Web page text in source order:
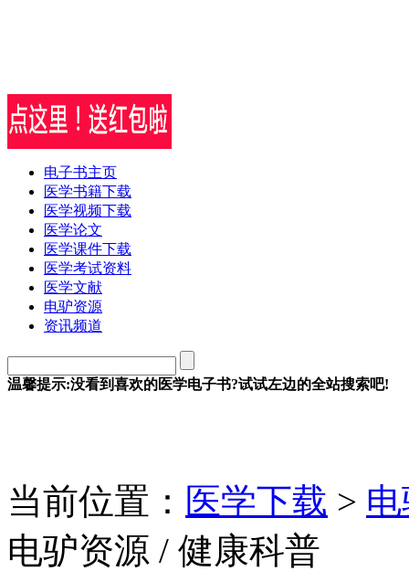
电子书主页
医学书籍下载
医学视频下载
医学论文
医学课件下载
医学考试资料
医学文献
电驴资源
资讯频道
温馨提示:没看到喜欢的医学电子书?试试左边的全站搜索吧!
当前位置： 医学下载 >
电驴资源 / 健康科普